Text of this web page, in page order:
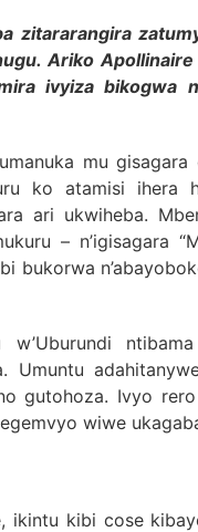
zitararangira
Ariko
ivyiza bikogwa
mu gisagara
ko atamisi ihera
ari ukwiheba.
– n’igisagara
bukorwa
Umuntu
gutohoza. Ivyo
wiwe
ikintu kibi cose